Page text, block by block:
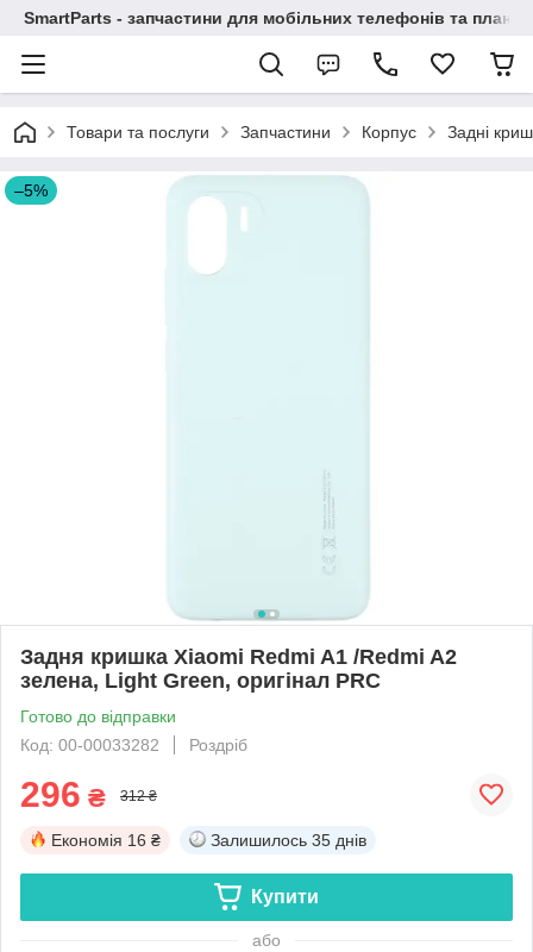
SmartParts - запчастини для мобільних телефонів та
Товари та послуги Запчастини Корпус Задні
–5%
Задня кришка Xiaomi Redmi A1 /Redmi A2
зелена, Light Green, оригінал PRC
Готово до відправки
Код: 00-00033282
Роздріб
296 ₴ 312 ₴
Економія 16 ₴ Залишилось 35 днів
Купити
або